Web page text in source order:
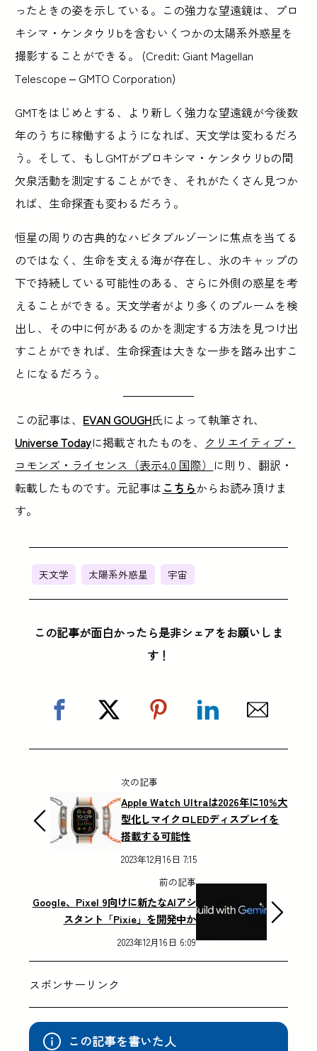
ったときの姿を示している。この強力な望遠鏡は、プロ
キシマ・ケンタウリbを含むいくつかの太陽系外惑星を
撮影することができる。 (Credit: Giant Magellan
Telescope – GMTO Corporation)
GMTをはじめとする、より新しく強力な望遠鏡が今後数
年のうちに稼働するようになれば、天文学は変わるだろ
う。そして、もしGMTがプロキシマ・ケンタウリbの間
欠泉活動を測定することができ、それがたくさん見つか
れば、生命探査も変わるだろう。
恒星の周りの古典的なハビタブルゾーンに焦点を当てる
のではなく、生命を支える海が存在し、氷のキャップの
下で持続している可能性のある、さらに外側の惑星を考
えることができる。天文学者がより多くのプルームを検
出し、その中に何があるのかを測定する方法を見つけ出
すことができれば、生命探査は大きな一歩を踏み出すこ
とになるだろう。
この記事は、 EVAN GOUGH氏によって執筆され、
Universe Todayに掲載されたものを、
クリエイティブ・
コモンズ・ライセンス（表示4.0 国際） に則り、翻訳・
転載したものです。元記事は こちらからお読み頂けま
す。
天文学 太陽系外惑星 宇宙
この記事が面白かったら是非シェアをお願いしま
す！
次の記事
Apple Watch Ultraは2026年に10%大
型化しマイクロLEDディスプレイを
搭載する可能性
2023年12月16日 7:15
前の記事
Google、Pixel 9向けに新たなAIアシ
スタント「Pixie」を開発中か
2023年12月16日 6:09
スポンサーリンク
この記事を書いた人